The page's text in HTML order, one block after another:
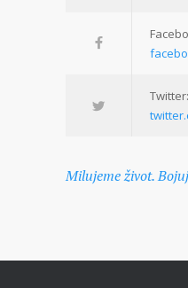
Twitter:
Milujeme život.